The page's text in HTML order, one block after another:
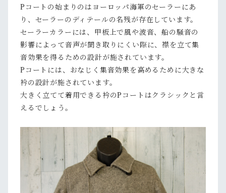
Pコートの始まりのはヨーロッパ海軍のセーラーにあ
り、セーラーのディテールの名残が存在しています。
セーラーカラーには、甲板上で風や波音、船の騒音の
影響によって音声が聞き取りにくい際に、襟を立て集
音効果を得るための設計が施されています。
Pコートには、おなじく集音効果を高めるために大きな
衿の設計が施されています。
大きく立てて着用できる衿のPコートはクラシックと言
えるでしょう。